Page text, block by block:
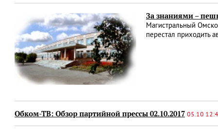
За знаниями –
Магистральный
перестал приходить
Обком-ТВ: Обзор партийной прессы 02.10.2017 05.10